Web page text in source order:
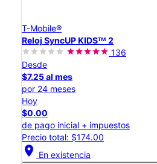
T-Mobile®
Reloj SyncUP KIDSᵀᴹ 2
136
Desde
$7.25 al mes
por 24 meses
Hoy
$0.00
de pago inicial + impuestos
Precio total: $174.00
location_on En existencia